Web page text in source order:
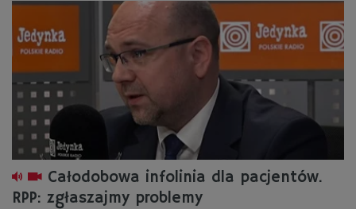
Całodobowa infolinia dla pacjentów.
RPP: zgłaszajmy problemy